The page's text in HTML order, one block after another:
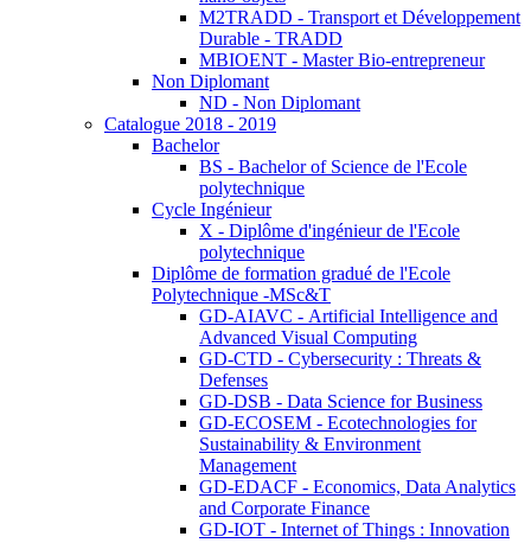
M2TRADD - Transport et Développement
Durable - TRADD
MBIOENT - Master Bio-entrepreneur
Non Diplomant
ND - Non Diplomant
Catalogue 2018 - 2019
Bachelor
BS - Bachelor of Science de l'Ecole
polytechnique
Cycle Ingénieur
X - Diplôme d'ingénieur de l'Ecole
polytechnique
Diplôme de formation gradué de l'Ecole
Polytechnique -MSc&T
GD-AIAVC - Artificial Intelligence and
Advanced Visual Computing
GD-CTD - Cybersecurity : Threats &
Defenses
GD-DSB - Data Science for Business
GD-ECOSEM - Ecotechnologies for
Sustainability & Environment
Management
GD-EDACF - Economics, Data Analytics
and Corporate Finance
GD-IOT - Internet of Things : Innovation